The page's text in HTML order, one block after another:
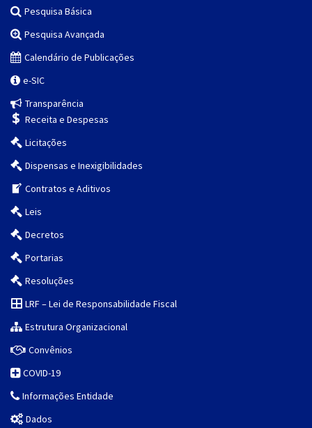
Pesquisa Básica
Pesquisa Avançada
Calendário de Publicações
e-SIC
Transparência
Receita e Despesas
Licitações
Dispensas e Inexigibilidades
Contratos e Aditivos
Leis
Decretos
Portarias
Resoluções
LRF – Lei de Responsabilidade Fiscal
Estrutura Organizacional
Convênios
COVID-19
Informações Entidade
Dados